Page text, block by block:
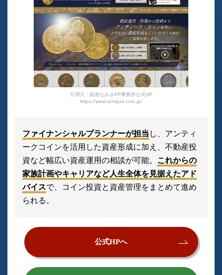
引用元：銀座なみきFP事務所公式HP
https://www.antique-coin.jp/
ファイナンシャルプランナーが担当 し、アンティ
ークコインを活用した資産形成に加え、不動産投
資など幅広い資産運用の相談が可能。
これからの
家族計画やキャリアなど人生全体を見据えたアド
バイスで、コイン投資と資産管理をまとめて進め
られる。
公式HPへ